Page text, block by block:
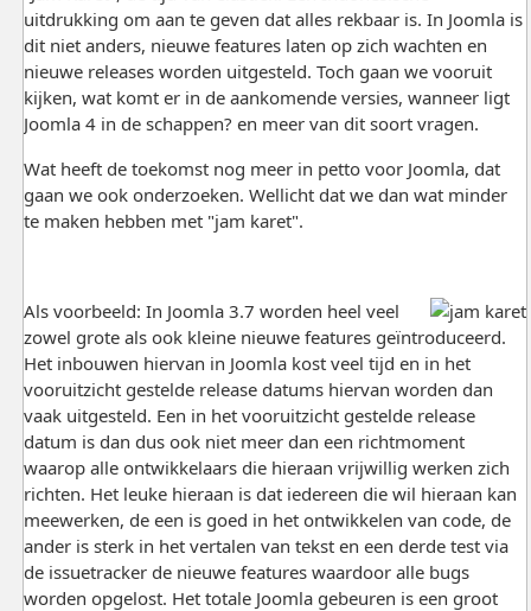
uitdrukking om aan te geven dat alles rekbaar is. In Joomla is
dit niet anders, nieuwe features laten op zich wachten en
nieuwe releases worden uitgesteld. Toch gaan we vooruit
kijken, wat komt er in de aankomende versies, wanneer ligt
Joomla 4 in de schappen? en meer van dit soort vragen.
Wat heeft de toekomst nog meer in petto voor Joomla, dat
gaan we ook onderzoeken. Wellicht dat we dan wat minder
te maken hebben met "jam karet".
Als voorbeeld: In Joomla 3.7 worden heel veel
zowel grote als ook kleine nieuwe features geïntroduceerd.
Het inbouwen hiervan in Joomla kost veel tijd en in het
vooruitzicht gestelde release datums hiervan worden dan
vaak uitgesteld. Een in het vooruitzicht gestelde release
datum is dan dus ook niet meer dan een richtmoment
waarop alle ontwikkelaars die hieraan vrijwillig werken zich
richten. Het leuke hieraan is dat iedereen die wil hieraan kan
meewerken, de een is goed in het ontwikkelen van code, de
ander is sterk in het vertalen van tekst en een derde test via
de issuetracker de nieuwe features waardoor alle bugs
worden opgelost. Het totale Joomla gebeuren is een groot